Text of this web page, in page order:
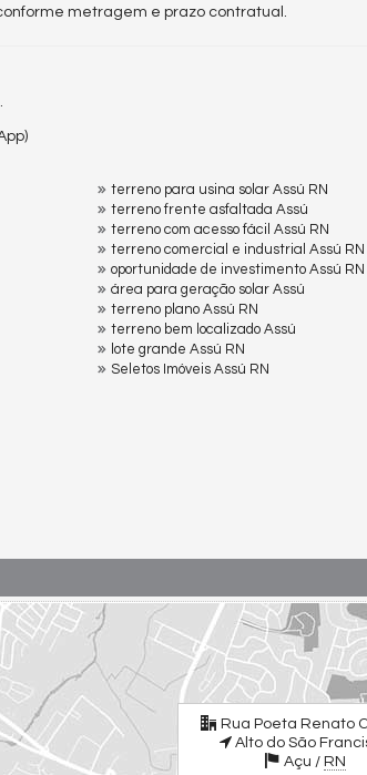
metragem e prazo contratual.
terreno para usina solar Assú RN
terreno frente asfaltada Assú
terreno com acesso fácil Assú RN
terreno comercial e industrial Assú RN
oportunidade de investimento Assú RN
área para geração solar Assú
terreno plano Assú RN
terreno bem localizado Assú
lote grande Assú RN
Seletos Imóveis Assú RN
Rua Poeta Renato
Alto do São
Açu / RN